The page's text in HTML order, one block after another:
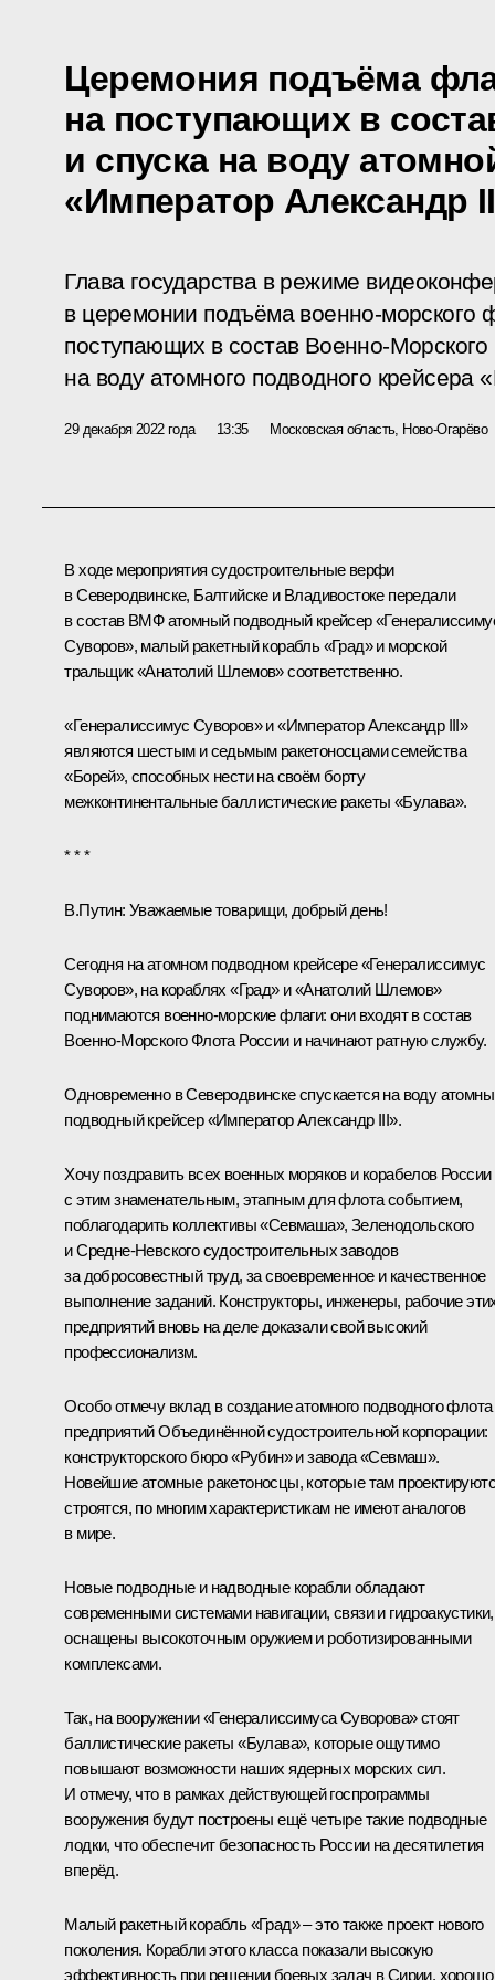
Церемония подъёма
на поступающих в
и спуска на воду
«Император Александр
Глава государства в режиме
в церемонии подъёма военно-морского
поступающих в состав Военно-
на воду атомного подводного крейсера
29 декабря 2022 года 13:35 Московская область, Ново-Огарёво
В ходе мероприятия судостроительные верфи
в Северодвинске, Балтийске и Владивостоке передали
в состав ВМФ атомный подводный крейсер
Суворов», малый ракетный корабль «Град» и морской
тральщик «Анатолий Шлемов» соответственно.
«Генералиссимус Суворов» и «Император Александр III»
являются шестым и седьмым ракетоносцами семейства
«Борей», способных нести на своём борту
межконтинентальные баллистические ракеты «Булава».
* * *
В.Путин: Уважаемые товарищи, добрый день!
Сегодня на атомном подводном крейсере «Генералиссимус
Суворов», на кораблях «Град» и «Анатолий Шлемов»
поднимаются военно-морские флаги: они входят в состав
Военно-Морского Флота России и начинают ратную службу.
Одновременно в Северодвинске спускается на воду
подводный крейсер «Император Александр III».
Хочу поздравить всех военных моряков и корабелов России
с этим знаменательным, этапным для флота событием,
поблагодарить коллективы «Севмаша», Зеленодольского
и Средне-Невского судостроительных заводов
за добросовестный труд, за своевременное и качественное
выполнение заданий. Конструкторы, инженеры, рабочие
предприятий вновь на деле доказали свой высокий
профессионализм.
Особо отмечу вклад в создание атомного подводного флота
предприятий Объединённой судостроительной корпорации:
конструкторского бюро «Рубин» и завода «Севмаш».
Новейшие атомные ракетоносцы, которые там
строятся, по многим характеристикам не имеют аналогов
в мире.
Новые подводные и надводные корабли обладают
современными системами навигации, связи и гидроакустики,
оснащены высокоточным оружием и роботизированными
комплексами.
Так, на вооружении «Генералиссимуса Суворова» стоят
баллистические ракеты «Булава», которые ощутимо
повышают возможности наших ядерных морских сил.
И отмечу, что в рамках действующей госпрограммы
вооружения будут построены ещё четыре такие подводные
лодки, что обеспечит безопасность России на десятилетия
вперёд.
Малый ракетный корабль «Град» – это также проект нового
поколения. Корабли этого класса показали высокую
эффективность при решении боевых задач в Сирии, хорошо